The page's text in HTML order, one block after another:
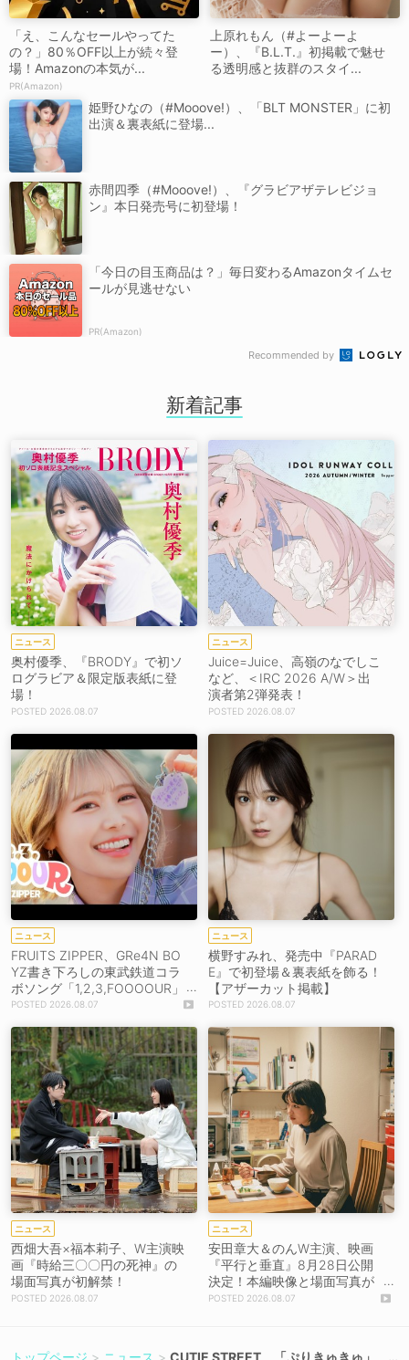
「え、こんなセールやってた
の？」80％OFF以上が続々登
場！Amazonの本気が...
PR(Amazon)
上原れもん（#よーよーよ
ー）、『B.L.T.』初掲載で魅せ
る透明感と抜群のスタイ...
姫野ひなの（#Mooove!）、「BLT MONSTER」に初
出演＆裏表紙に登場...
赤間四季（#Mooove!）、『グラビアザテレビジョ
ン』本日発売号に初登場！
「今日の目玉商品は？」毎日変わるAmazonタイムセ
ールが見逃せない
PR(Amazon)
Recommended by
新着記事
ニュース
奥村優季、『BRODY』で初ソ
ログラビア＆限定版表紙に登
場！
2026.08.07
ニュース
Juice=Juice、高嶺のなでしこ
など、＜IRC 2026 A/W＞出
演者第2弾発表！
2026.08.07
ニュース
FRUITS ZIPPER、GRe4N BO
YZ書き下ろしの東武鉄道コラ
ボソング「1,2,3,FOOOOUR」
をリリース＆MV公開！
2026.08.07
ニュース
横野すみれ、発売中『PARAD
E』で初登場＆裏表紙を飾る！
【アザーカット掲載】
2026.08.07
ニュース
西畑大吾×福本莉子、W主演映
画『時給三〇〇円の死神』の
場面写真が初解禁！
2026.08.07
ニュース
安田章大＆のんW主演、映画
『平行と垂直』8月28日公開
決定！本編映像と場面写真が
初解禁！2026.08.07
トップページ ニュース CUTIE STREET、「ぷりきゅきゅ」